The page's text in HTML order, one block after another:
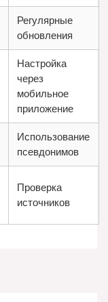
Регулярные
обновления
Настройка
через
мобильное
приложение
Использование
псевдонимов
Проверка
источников